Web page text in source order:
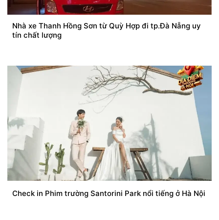
Nhà xe Thanh Hồng Sơn từ Quỳ Hợp đi tp.Đà Nẵng uy
tín chất lượng
Check in Phim trường Santorini Park nổi tiếng ở Hà Nội